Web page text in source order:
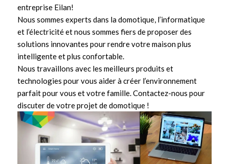
entreprise Eilan!
Nous sommes experts dans la domotique, l’informatique
et l’électricité et nous sommes fiers de proposer des
solutions innovantes pour rendre votre maison plus
intelligente et plus confortable.
Nous travaillons avec les meilleurs produits et
technologies pour vous aider à créer l’environnement
parfait pour vous et votre famille. Contactez-nous pour
discuter de votre projet de domotique !